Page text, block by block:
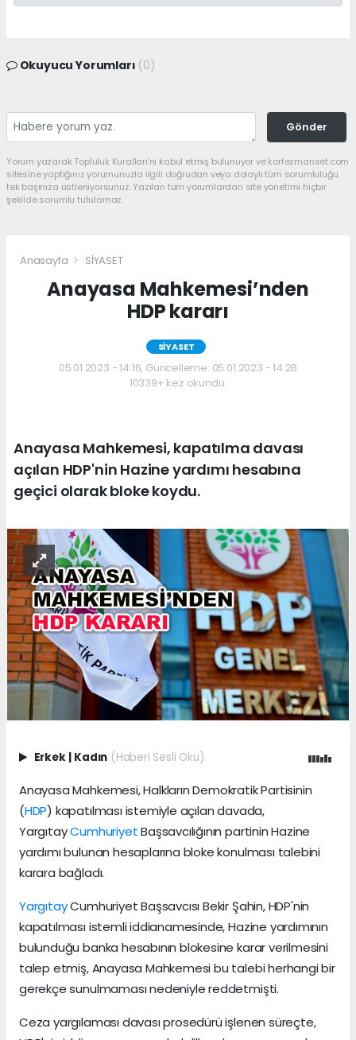
Okuyucu Yorumları (0)
Gönder
Yorum yazarak Topluluk Kuralları’nı kabul etmiş bulunuyor ve korfezmanset.com
sitesine yaptığınız yorumunuzla ilgili doğrudan veya dolaylı tüm sorumluluğu
tek başınıza üstleniyorsunuz. Yazılan tüm yorumlardan site yönetimi hiçbir
şekilde sorumlu tutulamaz.
Anasayfa SİYASET
Anayasa Mahkemesi’nden
HDP kararı
SİYASET
05.01.2023 - 14:16, Güncelleme: 05.01.2023 - 14:28
10339+ kez okundu.
Anayasa Mahkemesi, kapatılma davası
açılan HDP'nin Hazine yardımı hesabına
geçici olarak bloke koydu.
Erkek Kadın (Haberi Sesli Oku)
Anayasa Mahkemesi, Halkların Demokratik Partisinin
(HDP) kapatılması istemiyle açılan davada,
YargıtayCumhuriyetBaşsavcılığının partinin Hazine
yardımı bulunan hesaplarına bloke konulması talebini
karara bağladı.
YargıtayCumhuriyet Başsavcısı Bekir Şahin, HDP'nin
kapatılması istemli iddianamesinde, Hazine yardımının
bulunduğu banka hesabının blokesine karar verilmesini
talep etmiş, Anayasa Mahkemesi bu talebi herhangi bir
gerekçe sunulmaması nedeniyle reddetmişti.
Ceza yargılaması davası prosedürü işlenen süreçte,